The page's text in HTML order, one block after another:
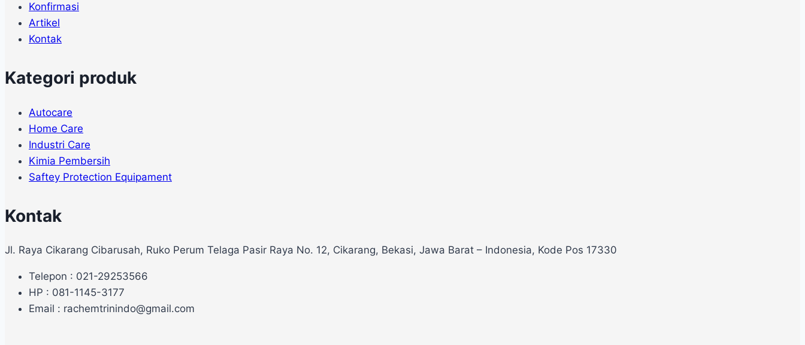
Konfirmasi
Artikel
Kontak
Kategori produk
Autocare
Home Care
Industri Care
Kimia Pembersih
Saftey Protection Equipament
Kontak
Jl. Raya Cikarang Cibarusah, Ruko Perum Telaga Pasir Raya No. 12, Cikarang, Bekasi, Jawa Barat – Indonesia, Kode Pos 17330
Telepon : 021-29253566
HP : 081-1145-3177
Email : rachemtrinindo@gmail.com